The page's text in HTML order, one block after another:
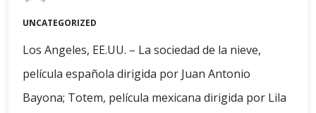
UNCATEGORIZED
Los Angeles, EE.UU. – La sociedad de la nieve,
película española dirigida por Juan Antonio
Bayona; Totem, película mexicana dirigida por Lila